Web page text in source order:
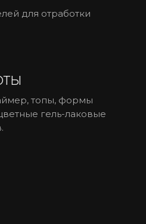
для отработки
топы, формы
гель-лаковые